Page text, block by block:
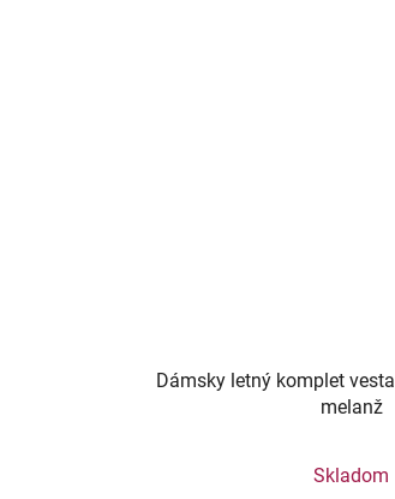
Dámsky letný komplet
melanž
Skladom